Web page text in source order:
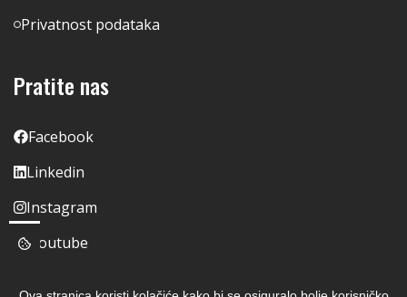
Privatnost podataka
Pratite nas
Facebook
Linkedin
Instagram
Youtube